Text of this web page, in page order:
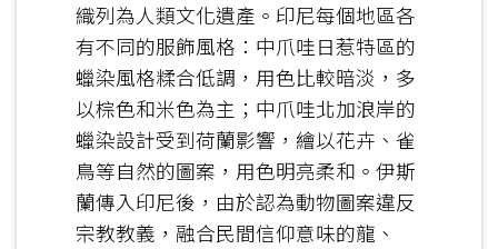
織列為人類文化遺產。印尼每個地區各
有不同的服飾風格：中爪哇日惹特區的
蠟染風格糅合低調，用色比較暗淡，多
以棕色和米色為主；中爪哇北加浪岸的
蠟染設計受到荷蘭影響，繪以花卉、雀
鳥等自然的圖案，用色明亮柔和。伊斯
蘭傳入印尼後，由於認為動物圖案違反
宗教教義，融合民間信仰意味的龍、